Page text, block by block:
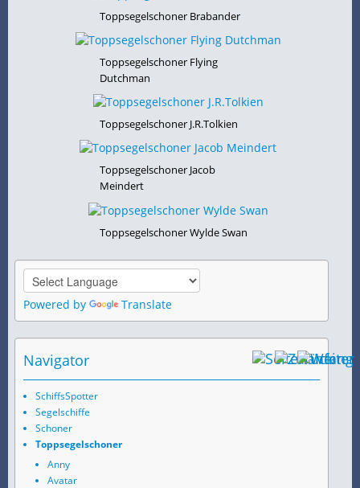
Toppsegelschoner Brabander
Toppsegelschoner Flying
Dutchman
Toppsegelschoner J.R.Tolkien
Toppsegelschoner Jacob
Meindert
Toppsegelschoner Wylde Swan
Powered by Translate
Navigator
SchiffsSpotter
Segelschiffe
Schoner
Toppsegelschoner
Anny
Avatar